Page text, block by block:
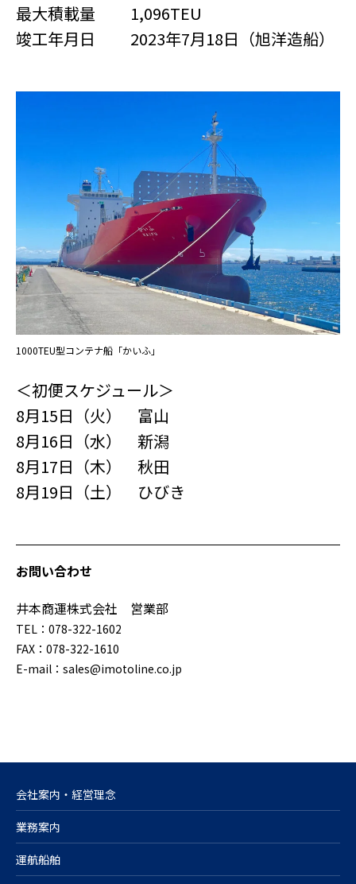
最大積載量 1,096TEU
竣工年月日 2023年7月18日（旭洋造船）
1000TEU型コンテナ船「かいふ」
＜初便スケジュール＞
8月15日（火） 富山
8月16日（水） 新潟
8月17日（木） 秋田
8月19日（土） ひびき
お問い合わせ
井本商運株式会社 営業部
TEL：078-322-1602
FAX：078-322-1610
E-mail：sales@imotoline.co.jp
会社案内・経営理念
業務案内
運航船舶